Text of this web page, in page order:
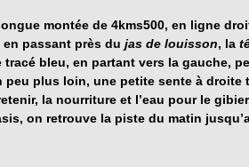
montée de 4kms500, en ligne
passant près du jas de louisson, la
tracé bleu, en partant vers la gauche,
peu plus loin, une petite sente à droite
la nourriture et l’eau pour le
on retrouve la piste du matin